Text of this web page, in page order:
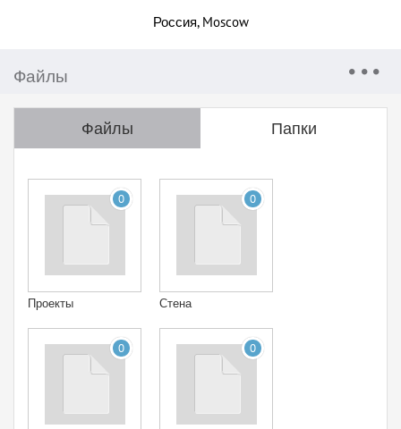
Россия, Moscow
Файлы
Файлы Папки
0
Проекты
0
Стена
0 0